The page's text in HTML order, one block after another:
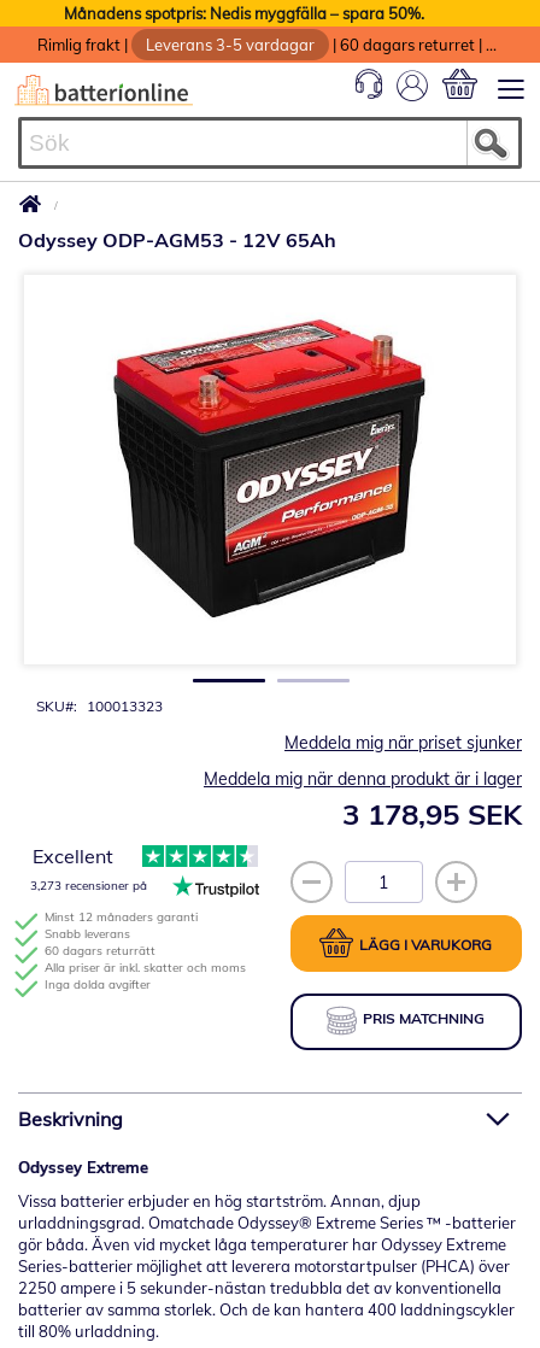
Månadens spotpris: Nedis myggfälla – spara 50%.
Rimlig frakt | Leverans 3-5 vardagar |60 dagars returret |
Odyssey ODP-AGM53 - 12V 65Ah
SKU 100013323
3 178,95 SEK
Meddela mig när priset sjunker
Meddela mig när denna produkt är i lager
LÄGG I VARUKORG
PRIS MATCHNING
Minst 12 månaders garanti
Snabb leverans
60 dagars returrätt
Alla priser är inkl. skatter och moms
Inga dolda avgifter
Excellent
3,273 recensioner på
Beskrivning
Odyssey Extreme
Vissa batterier erbjuder en hög startström. Annan, djup
urladdningsgrad. Omatchade Odyssey® Extreme Series ™ -batterier
gör båda. Även vid mycket låga temperaturer har Odyssey Extreme
Series-batterier möjlighet att leverera motorstartpulser (PHCA) över
2250 ampere i 5 sekunder-nästan tredubbla det av konventionella
batterier av samma storlek. Och de kan hantera 400 laddningscykler
till 80% urladdning.